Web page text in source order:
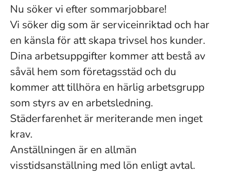
Nu söker vi efter sommarjobbare!
Vi söker dig som är serviceinriktad och har
en känsla för att skapa trivsel hos kunder.
Dina arbetsuppgifter kommer att bestå av
såväl hem som företagsstäd och du
kommer att tillhöra en härlig arbetsgrupp
som styrs av en arbetsledning.
Städerfarenhet är meriterande men inget
krav.
Anställningen är en allmän
visstidsanställning med lön enligt avtal.